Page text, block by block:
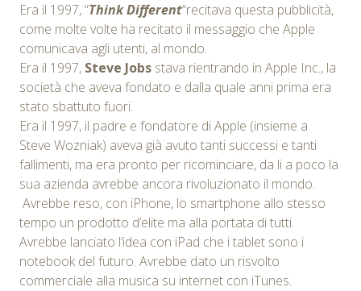
Era il 1997, “Think Different“recitava questa pubblicità,
come molte volte ha recitato il messaggio che Apple
comunicava agli utenti, al mondo.
Era il 1997, Steve Jobs stava rientrando in Apple Inc., la
società che aveva fondato e dalla quale anni prima era
stato sbattuto fuori.
Era il 1997, il padre e fondatore di Apple (insieme a
Steve Wozniak) aveva già avuto tanti successi e tanti
fallimenti, ma era pronto per ricominciare, da li a poco la
sua azienda avrebbe ancora rivoluzionato il mondo.
Avrebbe reso, con iPhone, lo smartphone allo stesso
tempo un prodotto d’elite ma alla portata di tutti.
Avrebbe lanciato l’idea con iPad che i tablet sono i
notebook del futuro. Avrebbe dato un risvolto
commerciale alla musica su internet con iTunes.